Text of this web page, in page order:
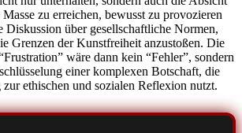
zu erreichen, bewusst zu provozieren
Diskussion über gesellschaftliche Normen,
Grenzen der Kunstfreiheit anzustoßen. Die
wäre dann kein “Fehler”, sondern
einer komplexen Botschaft, die
ethischen und sozialen Reflexion nutzt.